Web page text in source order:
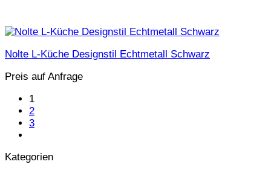
Nolte L-Küche Designstil Echtmetall Schwarz
Preis auf Anfrage
1
2
3
Kategorien